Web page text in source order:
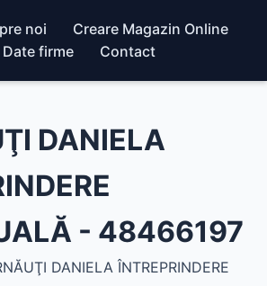
noi
Creare Magazin Online
Date firme
Contact
DANIELA
- 48466197
DANIELA ÎNTREPRINDERE